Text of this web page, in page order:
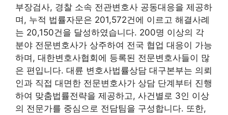
부장검사, 경찰 소속 전관변호사 공동대응을 제공하
며, 누적 법률자문은 201,572건에 이르고 해결사례
는 20,150건을 달성하였습니다. 200명 이상의 각
분야 전문변호사가 상주하여 전국 협업 대응이 가능
하며, 대한변호사협회에 등록된 전문변호사들이 많
은 편입니다. 대륜 변호사법률상담 대구본부는 의뢰
인과 직접 대면한 전문변호사가 상담 단계부터 진행
하여 맞춤법률전략을 제공하고, 사건별로 3인 이상
의 전문가를 중심으로 전담팀을 구성합니다. 또한,